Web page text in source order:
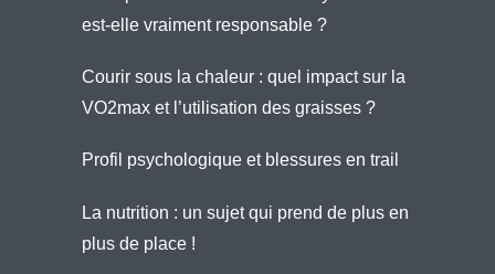
est-elle vraiment responsable ?
Courir sous la chaleur : quel impact sur la
VO2max et l’utilisation des graisses ?
Profil psychologique et blessures en trail
La nutrition : un sujet qui prend de plus en
plus de place !